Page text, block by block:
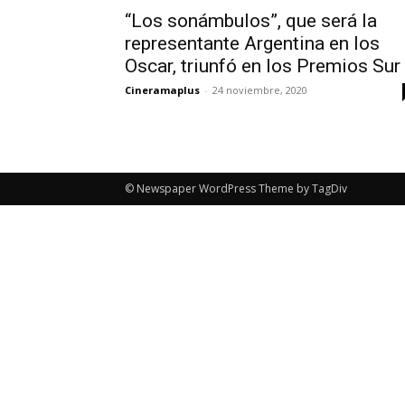
“Los sonámbulos”, que será la
representante Argentina en los
Oscar, triunfó en los Premios Sur
Cineramaplus - 24 noviembre, 2020
© Newspaper WordPress Theme by TagDiv